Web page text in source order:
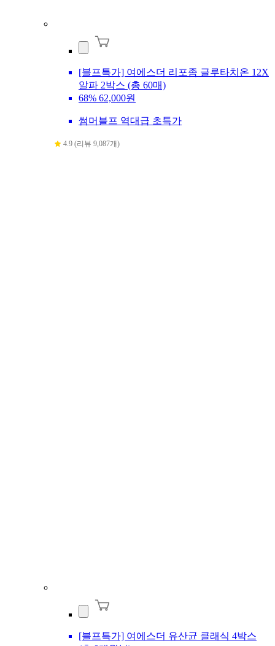
[블프특가] 여에스더 리포좀 글루타치온 12X
알파 2박스 (총 60매)
68% 62,000원
썸머블프 역대급 초특가
4.9 (리뷰 9,087개)
[블프특가] 여에스더 유산균 클래식 4박스